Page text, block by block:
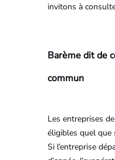
invitons à
Barème dit de
commun
Les entreprises
éligibles quel que
Si l’entreprise